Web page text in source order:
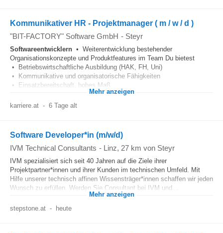
Kommunikativer HR - Projektmanager ( m / w / d )
"BIT-FACTORY" Software GmbH - Steyr
Softwareentwicklern • Weiterentwicklung bestehender
Organisationskonzepte und Produktfeatures im Team Du bietest
• Betriebswirtschaftliche Ausbildung (HAK, FH, Uni)
• Kommunikative und organisatorische Fähigkeiten
• Einsatzbereitschaft, hohes Maß...
Mehr anzeigen
karriere.at - 6 Tage alt
Software Developer*in (m/w/d)
IVM Technical Consultants - Linz, 27 km von Steyr
IVM spezialisiert sich seit 40 Jahren auf die Ziele ihrer
Projektpartner*innen und ihrer Kunden im technischen Umfeld. Mit
Hilfe unserer technisch affinen Wissensträger*innen schaffen wir jeden
Wunsch zu erfüllen. Werden Sie Consultant bei IVM und...
Mehr anzeigen
stepstone.at - heute